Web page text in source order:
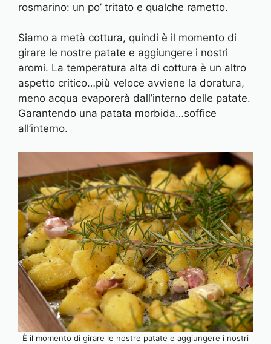
rosmarino: un po’ tritato e qualche rametto.
Siamo a metà cottura, quindi è il momento di
girare le nostre patate e aggiungere i nostri
aromi. La temperatura alta di cottura è un altro
aspetto critico…più veloce avviene la doratura,
meno acqua evaporerà dall’interno delle patate.
Garantendo una patata morbida…soffice
all’interno.
È il momento di girare le nostre patate e aggiungere i nostri